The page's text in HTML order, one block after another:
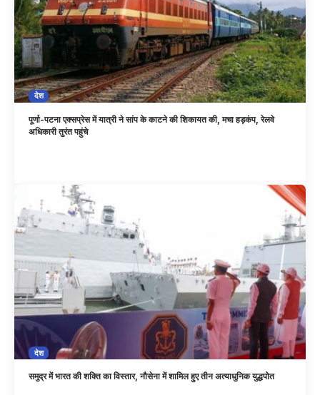
देश
पूर्णा-पटना एक्सप्रेस में यात्री ने सांप के काटने की शिकायत की, मचा हड़कंप, रेलवे
अधिकारी तुरंत पहुंचे
देश
समुद्र में भारत की शक्ति का विस्तार, नौसेना में शामिल हुए तीन अत्याधुनिक युद्धपोत